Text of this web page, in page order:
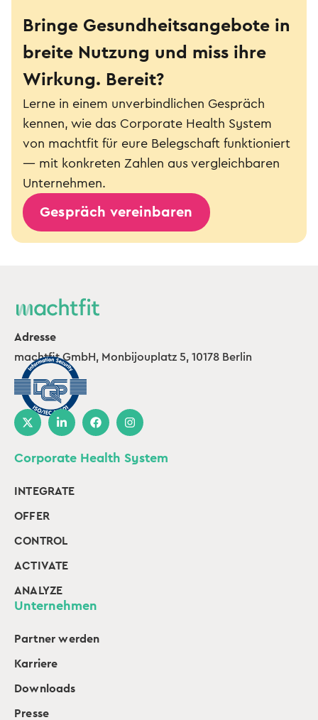
Bringe Gesundheitsangebote in
breite Nutzung und miss ihre
Wirkung. Bereit?
Lerne in einem unverbindlichen Gespräch
kennen, wie das Corporate Health System
von machtfit für eure Belegschaft funktioniert
— mit konkreten Zahlen aus vergleichbaren
Unternehmen.
Gespräch vereinbaren
Adresse
machtfit GmbH, Monbijouplatz 5, 10178 Berlin
Corporate Health System
INTEGRATE
OFFER
CONTROL
ACTIVATE
ANALYZE
Unternehmen
Partner werden
Karriere
Downloads
Presse